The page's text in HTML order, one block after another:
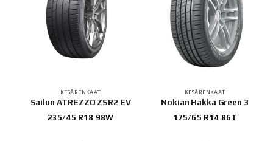
KESÄRENKAAT
Sailun ATREZZO ZSR2 EV
235/45 R18 98W
KESÄRENKAAT
Nokian Hakka Green 3
175/65 R14 86T